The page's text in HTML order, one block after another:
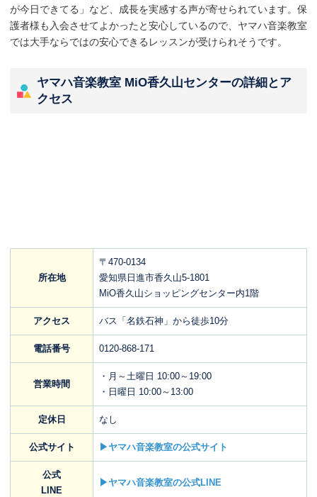
が今日できてる」など、成長を実感する声が寄せられています。保
護者様も入会させてよかったと安心しているので、ヤマハ音楽教室
では大手ならではの安心できるレッスンが受けられそうです。
ヤマハ音楽教室 MiO香久山センターの詳細とア
クセス
所在地
〒470-0134
愛知県日進市香久山5-1801
MiO香久山ショッピングセンター内1階
アクセス バス「名鉄石神」から徒歩10分
電話番号 0120-868-171
営業時間
・月～土曜日 10:00～19:00
・日曜日 10:00～13:00
定休日 なし
公式サイト ▶ヤマハ音楽教室の公式サイト
公式
LINE
▶ヤマハ音楽教室の公式LINE